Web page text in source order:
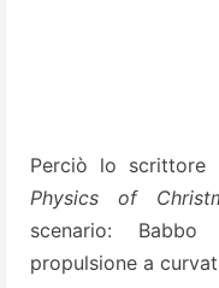
Perciò lo scrittore
Physics of
scenario:
propulsione a